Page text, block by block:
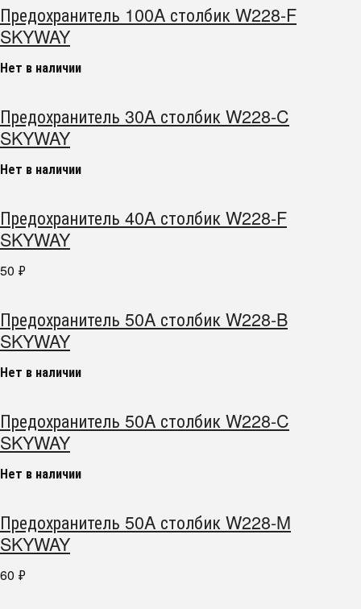
Предохранитель 100A столбик W228-F
SKYWAY
Нет в наличии
Предохранитель 30A столбик W228-C
SKYWAY
Нет в наличии
Предохранитель 40A столбик W228-F
SKYWAY
50 ₽
Предохранитель 50A столбик W228-B
SKYWAY
Нет в наличии
Предохранитель 50A столбик W228-C
SKYWAY
Нет в наличии
Предохранитель 50A столбик W228-M
SKYWAY
60 ₽